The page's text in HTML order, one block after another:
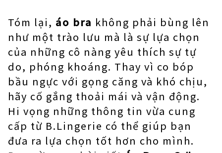
Tóm lại, áo bra không phải bùng lên
như một trào lưu mà là sự lựa chọn
của những cô nàng yêu thích sự tự
do, phóng khoáng. Thay vì co bóp
bầu ngực với gọng căng và khó chịu,
hãy cố gắng thoải mái và vận động.
Hi vọng những thông tin vừa cung
cấp từ B.Lingerie có thể giúp bạn
đưa ra lựa chọn tốt hơn cho mình.